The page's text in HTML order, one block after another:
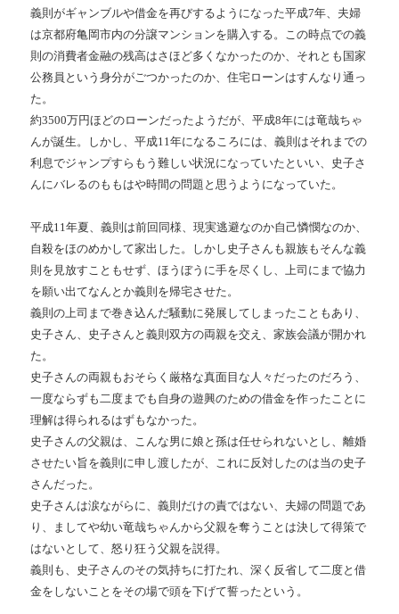
義則がギャンブルや借金を再びするようになった平成7年、夫婦
は京都府亀岡市内の分譲マンションを購入する。この時点での義
則の消費者金融の残高はさほど多くなかったのか、それとも国家
公務員という身分がごつかったのか、住宅ローンはすんなり通っ
た。
約3500万円ほどのローンだったようだが、平成8年には竜哉ちゃ
んが誕生。しかし、平成11年になるころには、義則はそれまでの
利息でジャンプすらもう難しい状況になっていたといい、史子さ
んにバレるのももはや時間の問題と思うようになっていた。
平成11年夏、義則は前回同様、現実逃避なのか自己憐憫なのか、
自殺をほのめかして家出した。しかし史子さんも親族もそんな義
則を見放すこともせず、ほうぼうに手を尽くし、上司にまで協力
を願い出てなんとか義則を帰宅させた。
義則の上司まで巻き込んだ騒動に発展してしまったこともあり、
史子さん、史子さんと義則双方の両親を交え、家族会議が開かれ
た。
史子さんの両親もおそらく厳格な真面目な人々だったのだろう、
一度ならずも二度までも自身の遊興のための借金を作ったことに
理解は得られるはずもなかった。
史子さんの父親は、こんな男に娘と孫は任せられないとし、離婚
させたい旨を義則に申し渡したが、これに反対したのは当の史子
さんだった。
史子さんは涙ながらに、義則だけの責ではない、夫婦の問題であ
り、ましてや幼い竜哉ちゃんから父親を奪うことは決して得策で
はないとして、怒り狂う父親を説得。
義則も、史子さんのその気持ちに打たれ、深く反省して二度と借
金をしないことをその場で頭を下げて誓ったという。